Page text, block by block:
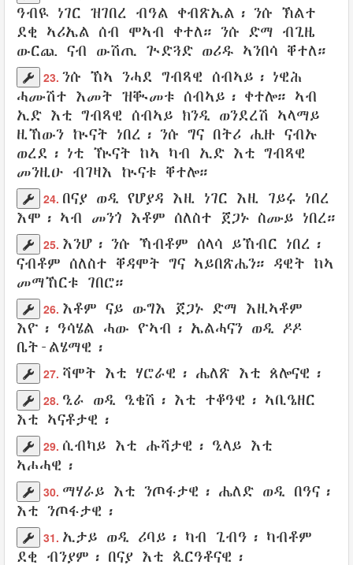
ዓብዪ ነገር ዝገበረ ብዓል ቀብጽኤል ፡ ንሱ ኽልተ
ደቂ ኣሪኤል ሰብ ሞኣብ ቀተለ። ንሱ ድማ ብጊዜ
ውርጪ ናብ ውሽጢ ጒድጓድ ወሪዱ ኣንበሳ ቐተለ።
23. ንሱ ኸኣ ንሓደ ግብጻዊ ሰብኣይ ፡ ነዊሕ
ሓሙሽተ እመት ዝቚመቱ ሰብኣይ፡ ቀተሎ። ኣብ
ኢድ እቲ ግብጻዊ ሰብኣይ ክንዲ ወንደረሽ ኣላማይ
ዚኸውን ኲናት ነበረ፡ ንሱ ግና በትሪ ሒዙ ናብኡ
ወረደ ፡ ነቲ ዂናት ከኣ ካብ ኢድ እቲ ግብጻዊ
መንዚዑ ብገዛእ ኲናቱ ቐተሎ።
24. በናያ ወዲ የሆያዳ እዚ ነገር እዚ ገይሩ ነበረ
እሞ፡ ኣብ መንጎ እቶም ሰለስተ ጀጋኑ ስሙይ ነበረ።
25. እንሆ ፡ ንሱ ኻብቶም ሰላሳ ይኸብር ነበረ፡
ናብቶም ሰለስተ ቐዳሞት ግና ኣይበጽሔን። ዳዊት ከኣ
መማኸርቱ ገበሮ።
26. እቶም ናይ ውግእ ጀጋኑ ድማ እዚኣቶም
እዮ፡ ዓሳሄል ሓው ዮኣብ ፡ ኤልሓናን ወዲ ዶዶ
ቤት-ልሄማዊ ፡
27. ሻሞት እቲ ሃሮራዊ ፡ ሔለጽ እቲ ጰሎናዊ ፡
28. ዒራ ወዲ ዒቄሽ ፡ እቲ ተቆዓዊ ፡ ኣቢዔዘር
እቲ ኣናቶታዊ ፡
29. ሲብካይ እቲ ሑሻታዊ ፡ ዒላይ እቲ
ኣሖሓዊ ፡
30. ማሃራይ እቲ ንጦፋታዊ ፡ ሔለድ ወዲ በዓና ፡
እቲ ንጦፋታዊ፡
31. ኢታይ ወዲ ሪባይ ፡ ካብ ጊብዓ ፡ ካብቶም
ደቂ ብንያም ፡ በናያ እቲ ጲርዓቶናዊ ፡